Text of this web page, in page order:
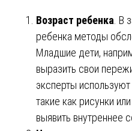
Возраст ребенка . В
ребенка методы
Младшие дети,
выразить свои
эксперты
такие как рисунки
выявить внутреннее